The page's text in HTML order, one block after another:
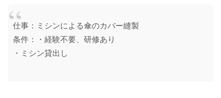
仕事：ミシンによる傘のカバー縫製
条件：・経験不要、研修あり
・ミシン貸出し